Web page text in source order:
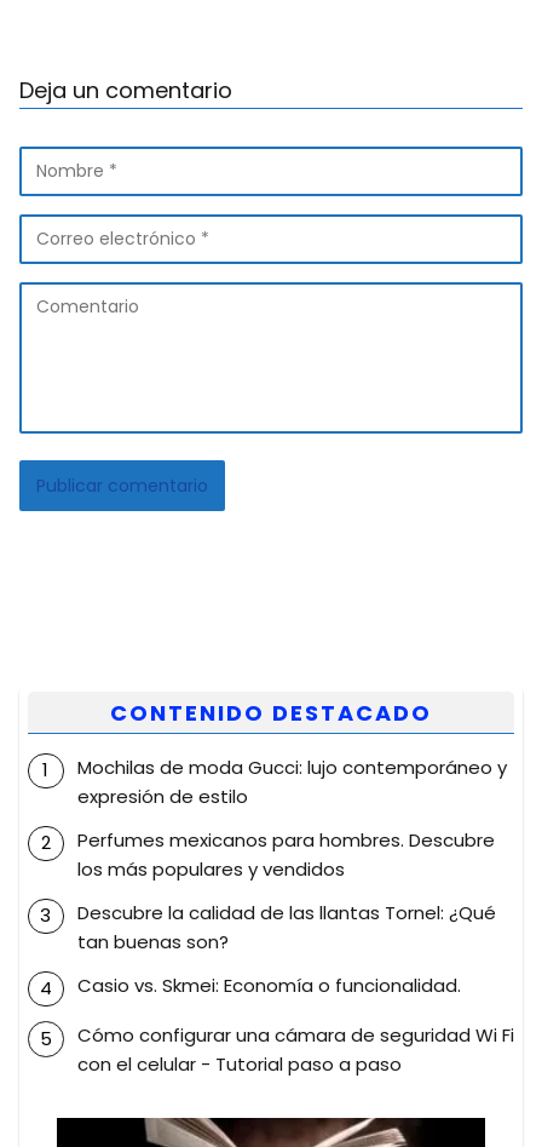
Deja un comentario
CONTENIDO DESTACADO
Mochilas de moda Gucci: lujo contemporáneo y
expresión de estilo
Perfumes mexicanos para hombres. Descubre
los más populares y vendidos
Descubre la calidad de las llantas Tornel: ¿Qué
tan buenas son?
Casio vs. Skmei: Economía o funcionalidad.
Cómo configurar una cámara de seguridad Wi Fi
con el celular - Tutorial paso a paso